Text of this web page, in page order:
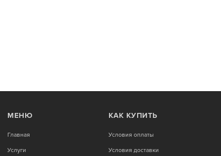
МЕНЮ
Главная
Услуги
КАК КУПИТЬ
Условия оплаты
Условия доставки